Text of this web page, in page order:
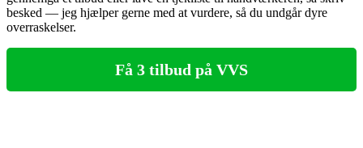
besked — jeg hjælper gerne med at vurdere, så du undgår dyre
overraskelser.
Få 3 tilbud på VVS